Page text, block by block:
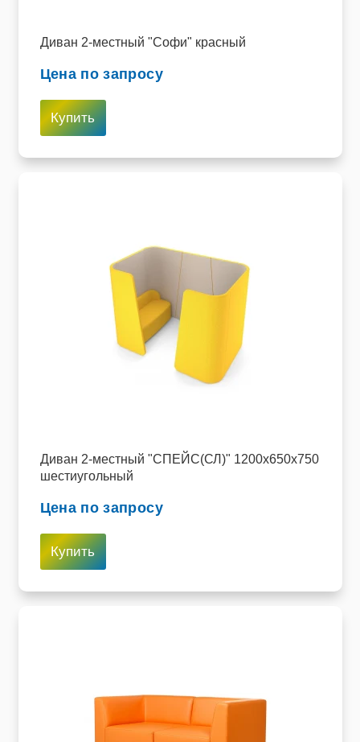
Диван 2-местный "Софи" красный
Цена по запросу
Купить
Диван 2-местный "СПЕЙС(СЛ)" 1200х650х750
шестиугольный
Цена по запросу
Купить